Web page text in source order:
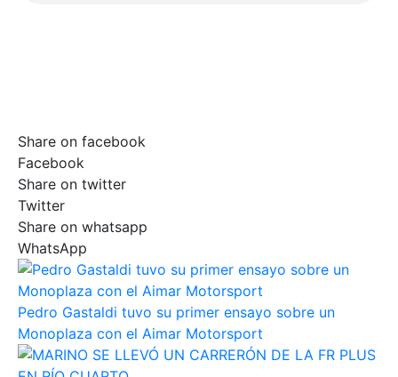
Share on facebook
Facebook
Share on twitter
Twitter
Share on whatsapp
WhatsApp
Pedro Gastaldi tuvo su primer ensayo sobre un
Monoplaza con el Aimar Motorsport